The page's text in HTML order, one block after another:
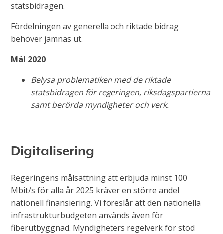
statsbidragen.
Fördelningen av generella och riktade bidrag
behöver jämnas ut.
Mål 2020
Belysa problematiken med de riktade
statsbidragen för regeringen, riksdagspartierna
samt berörda myndigheter och verk.
Digitalisering
Regeringens målsättning att erbjuda minst 100
Mbit/s för alla år 2025 kräver en större andel
nationell finansiering. Vi föreslår att den nationella
infrastrukturbudgeten används även för
fiberutbyggnad. Myndigheters regelverk för stöd